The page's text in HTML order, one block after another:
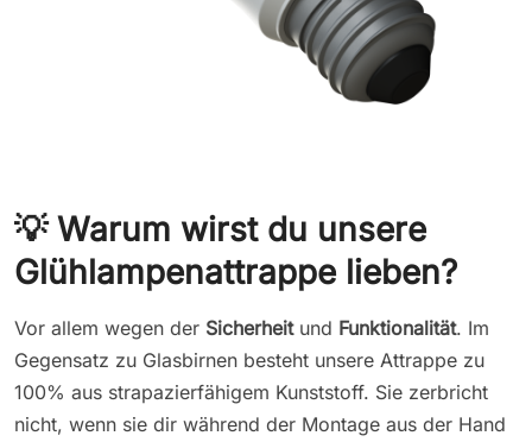
💡 Warum wirst du unsere
Glühlampenattrappe lieben?
Vor allem wegen der Sicherheitund Funktionalität. Im
Gegensatz zu Glasbirnen besteht unsere Attrappe zu
100% aus strapazierfähigem Kunststoff. Sie zerbricht
nicht, wenn sie dir während der Montage aus der Hand